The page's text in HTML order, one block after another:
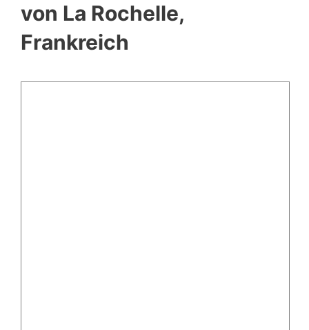
von La Rochelle,
Frankreich